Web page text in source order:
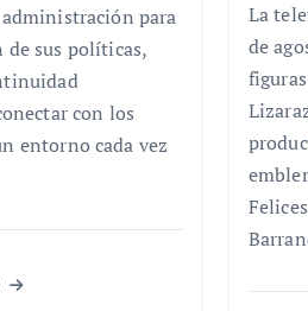
para
sus políticas,
con los
entorno cada vez
La
de